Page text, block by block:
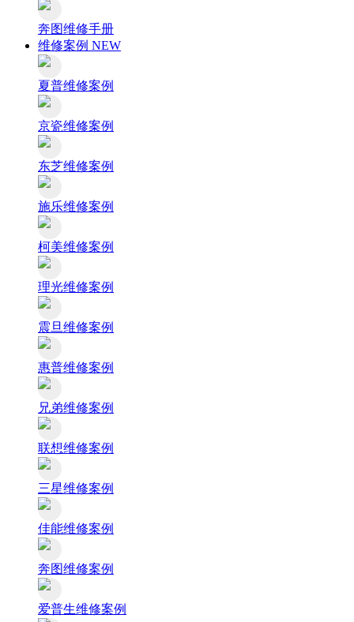
奔图维修手册
维修案例 NEW
夏普维修案例
京瓷维修案例
东芝维修案例
施乐维修案例
柯美维修案例
理光维修案例
震旦维修案例
惠普维修案例
兄弟维修案例
联想维修案例
三星维修案例
佳能维修案例
奔图维修案例
爱普生维修案例